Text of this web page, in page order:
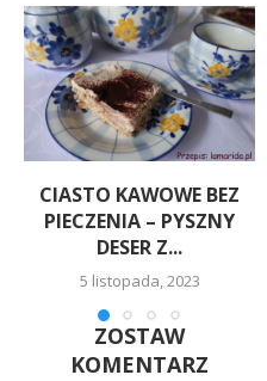
CIASTO KAWOWE BEZ
PIECZENIA – PYSZNY
DESER Z...
5 listopada, 2023
ZOSTAW
KOMENTARZ